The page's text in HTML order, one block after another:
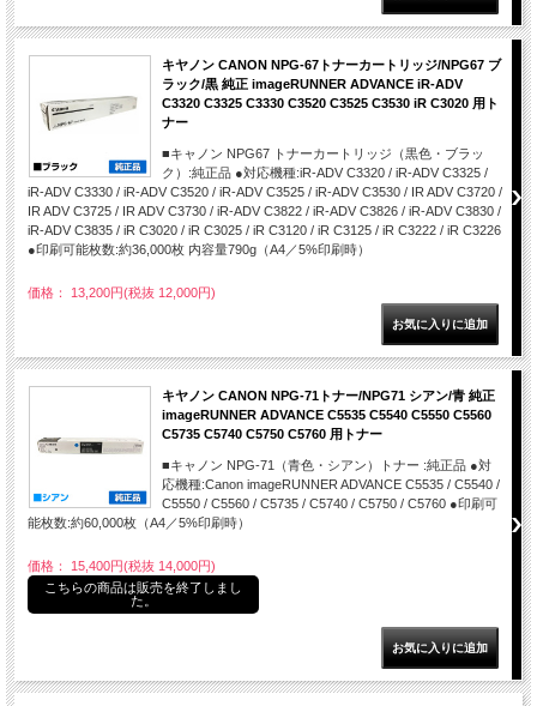
キヤノン CANON NPG-67トナーカートリッジ/NPG67 ブ
ラック/黒 純正 imageRUNNER ADVANCE iR-ADV
C3320 C3325 C3330 C3520 C3525 C3530 iR C3020 用ト
ナー
■キャノン NPG67 トナーカートリッジ（黒色・ブラッ
ク）:純正品 ●対応機種:iR-ADV C3320 / iR-ADV C3325 /
iR-ADV C3330 / iR-ADV C3520 / iR-ADV C3525 / iR-ADV C3530 / IR ADV C3720 /
IR ADV C3725 / IR ADV C3730 / iR-ADV C3822 / iR-ADV C3826 / iR-ADV C3830 /
iR-ADV C3835 / iR C3020 / iR C3025 / iR C3120 / iR C3125 / iR C3222 / iR C3226
●印刷可能枚数:約36,000枚 内容量790g（A4／5%印刷時）
価格： 13,200円(税抜 12,000円)
キヤノン CANON NPG-71トナー/NPG71 シアン/青 純正
imageRUNNER ADVANCE C5535 C5540 C5550 C5560
C5735 C5740 C5750 C5760 用トナー
■キャノン NPG-71（青色・シアン）トナー :純正品 ●対
応機種:Canon imageRUNNER ADVANCE C5535 / C5540 /
C5550 / C5560 / C5735 / C5740 / C5750 / C5760 ●印刷可
能枚数:約60,000枚（A4／5%印刷時）
価格： 15,400円(税抜 14,000円)
こちらの商品は販売を終了しまし
た。